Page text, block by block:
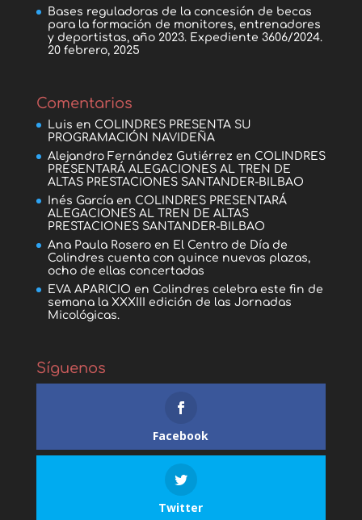
Bases reguladoras de la concesión de becas
para la formación de monitores, entrenadores
y deportistas, año 2023. Expediente 3606/2024.
20 febrero, 2025
Comentarios
Luis en COLINDRES PRESENTA SU
PROGRAMACIÓN NAVIDEÑA
Alejandro Fernández Gutiérrez en COLINDRES
PRESENTARÁ ALEGACIONES AL TREN DE
ALTAS PRESTACIONES SANTANDER-BILBAO
Inés Garcíaen COLINDRES PRESENTARÁ
ALEGACIONES AL TREN DE ALTAS
PRESTACIONES SANTANDER-BILBAO
Ana Paula Roseroen El Centro de Día de
Colindres cuenta con quince nuevas plazas,
ocho de ellas concertadas
EVA APARICIO en Colindres celebra este fin de
semana la XXXIII edición de las Jornadas
Micológicas.
Síguenos
Facebook
Twitter